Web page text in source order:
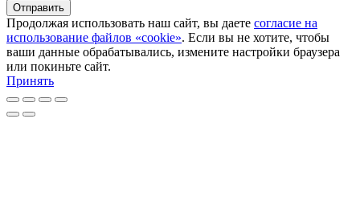
Отправить
Продолжая использовать наш сайт, вы даете согласие на
использование файлов «cookie». Если вы не хотите, чтобы
ваши данные обрабатывались, измените настройки браузера
или покиньте сайт.
Принять